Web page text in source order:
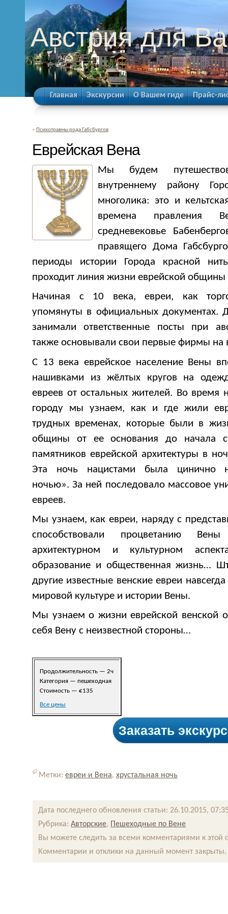
Австрия для
Главная Экскурсии О Вашем гиде Прайс-
« Психотравмы рода Габсбургов
Еврейская Вена
Мы будем
внутреннему району
многолика: это и
времена правления
средневековье
правящего Дома
периоды истории Города красной
проходит линия жизни еврейской
Начиная с 10 века, евреи, как
упомянуты в официальных документах.
занимали ответственные посты при
также основывали свои первые фирмы на
С 13 века еврейское население Вены
нашивками из жёлтых кругов на
евреев от остальных жителей. Во время
городу мы узнаем, как и где жили
трудных временах, которые были в
общины от ее основания до начала
памятников еврейской архитектуры в
Эта ночь нацистами была цинично
ночью». За ней последовало массовое
евреев.
Мы узнаем, как евреи, наряду с
способствовали процветанию
архитектурном и культурном
образование и общественная жизнь…
другие известные венские евреи
мировой культуре и истории Вены.
Мы узнаем о жизни еврейской венской
себя Вену с неизвестной стороны…
Продолжительность — 2ч
Категория — пешеходная
Стоимость — €135
Все цены
Заказать
Метки: евреи и Вена, хрустальная ночь
Дата последнего обновления статьи: 26.10.2015,
Рубрика:Авторские,
Пешеходные по Вене
Вы можете следить за всеми комментариями к этой
Комментарии и отклики на данный момент закрыты.